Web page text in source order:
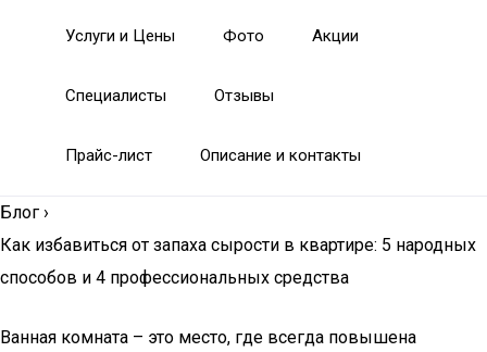
Услуги и Цены Фото Акции
Специалисты Отзывы
Прайс-лист Описание и контакты
Блог ›
Как избавиться от запаха сырости в квартире: 5 народных
способов и 4 профессиональных средства
Ванная комната – это место, где всегда повышена